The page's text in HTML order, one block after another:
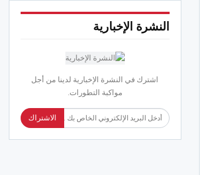
النشرة الإخبارية
اشترك في النشرة الإخبارية لدينا من أجل
مواكبة التطورات.
الاشتراك